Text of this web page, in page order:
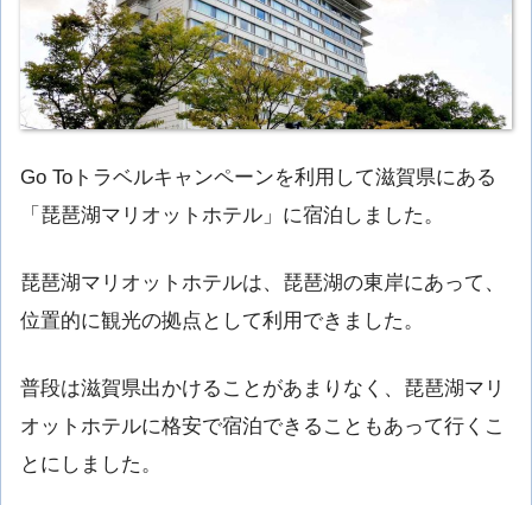
Go Toトラベルキャンペーンを利用して滋賀県にある
「琵琶湖マリオットホテル」に宿泊しました。
琵琶湖マリオットホテルは、琵琶湖の東岸にあって、
位置的に観光の拠点として利用できました。
普段は滋賀県出かけることがあまりなく、琵琶湖マリ
オットホテルに格安で宿泊できることもあって行くこ
とにしました。